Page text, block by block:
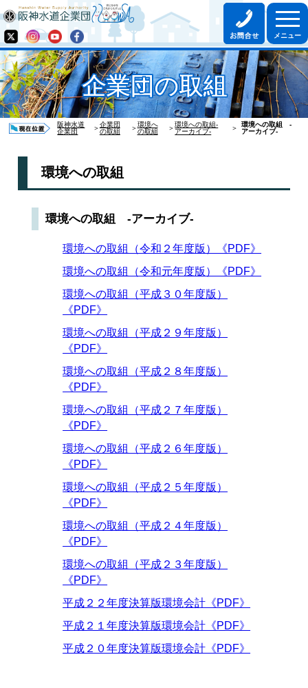
企業団の取組
阪神水道
企業団
＞企業団
の取組
＞環境へ
の取組
＞環境への取組-
アーカイブ-
＞
環境への取組 -
アーカイブ-
環境への取組
環境への取組 -アーカイブ-
環境への取組（令和２年度版）《PDF》
環境への取組（令和元年度版）《PDF》
環境への取組（平成３０年度版）
《PDF》
環境への取組（平成２９年度版）
《PDF》
環境への取組（平成２８年度版）
《PDF》
環境への取組（平成２７年度版）
《PDF》
環境への取組（平成２６年度版）
《PDF》
環境への取組（平成２５年度版）
《PDF》
環境への取組（平成２４年度版）
《PDF》
環境への取組（平成２３年度版）
《PDF》
平成２２年度決算版環境会計《PDF》
平成２１年度決算版環境会計《PDF》
平成２０年度決算版環境会計《PDF》